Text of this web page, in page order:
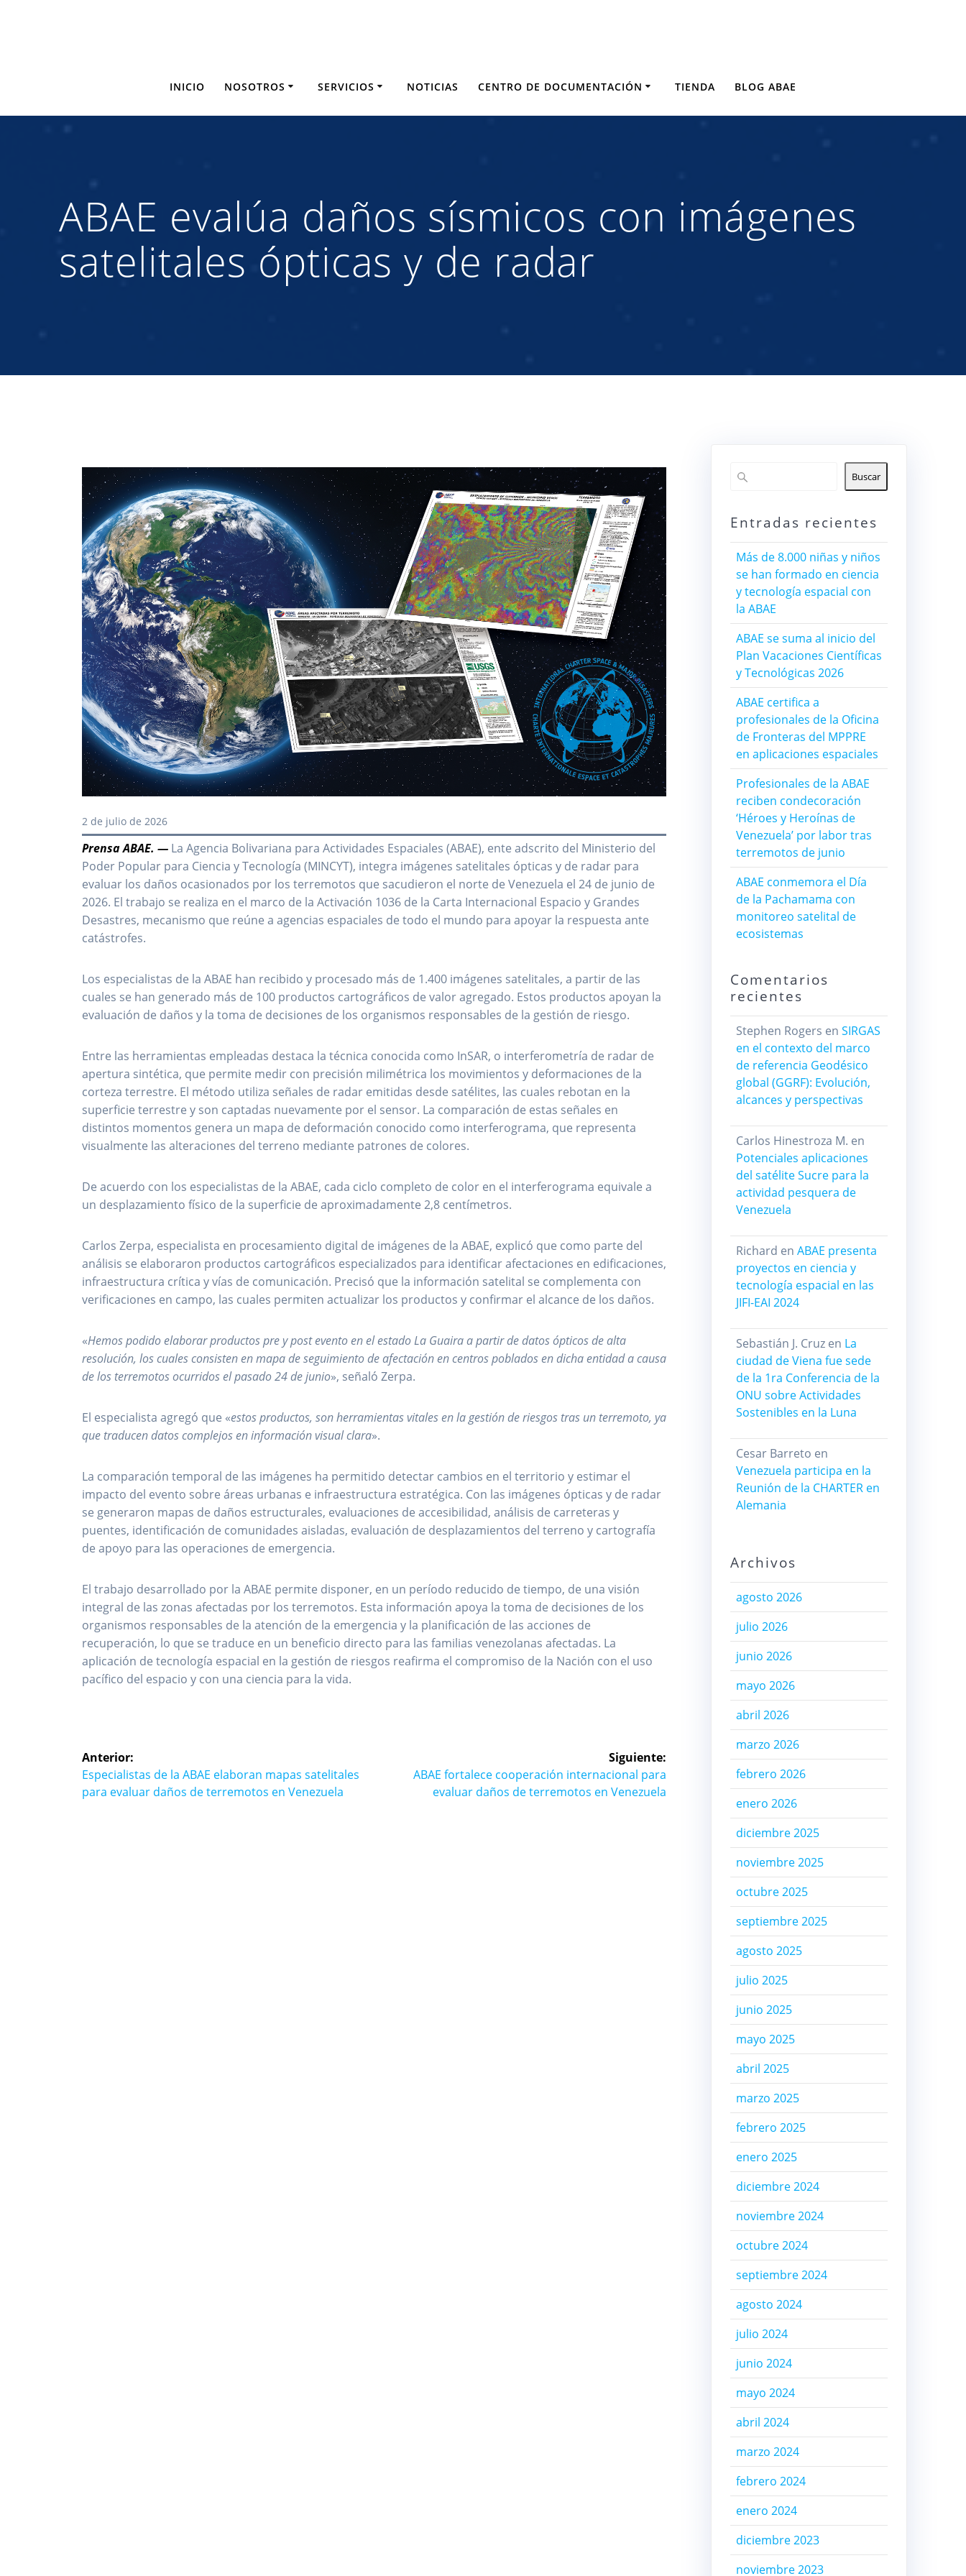
INICIO NOSOTROS SERVICIOS NOTICIAS CENTRO DE DOCUMENTACIÓN TIENDA BLOG ABAE
ABAE evalúa daños sísmicos con imágenes
satelitales ópticas y de radar
2 de julio de 2026
Prensa ABAE. — La Agencia Bolivariana para Actividades Espaciales (ABAE), ente adscrito del Ministerio del
Poder Popular para Ciencia y Tecnología (MINCYT), integra imágenes satelitales ópticas y de radar para
evaluar los daños ocasionados por los terremotos que sacudieron el norte de Venezuela el 24 de junio de
2026. El trabajo se realiza en el marco de la Activación 1036 de la Carta Internacional Espacio y Grandes
Desastres, mecanismo que reúne a agencias espaciales de todo el mundo para apoyar la respuesta ante
catástrofes.
Los especialistas de la ABAE han recibido y procesado más de 1.400 imágenes satelitales, a partir de las
cuales se han generado más de 100 productos cartográficos de valor agregado. Estos productos apoyan la
evaluación de daños y la toma de decisiones de los organismos responsables de la gestión de riesgo.
Entre las herramientas empleadas destaca la técnica conocida como InSAR, o interferometría de radar de
apertura sintética, que permite medir con precisión milimétrica los movimientos y deformaciones de la
corteza terrestre. El método utiliza señales de radar emitidas desde satélites, las cuales rebotan en la
superficie terrestre y son captadas nuevamente por el sensor. La comparación de estas señales en
distintos momentos genera un mapa de deformación conocido como interferograma, que representa
visualmente las alteraciones del terreno mediante patrones de colores.
De acuerdo con los especialistas de la ABAE, cada ciclo completo de color en el interferograma equivale a
un desplazamiento físico de la superficie de aproximadamente 2,8 centímetros.
Carlos Zerpa, especialista en procesamiento digital de imágenes de la ABAE, explicó que como parte del
análisis se elaboraron productos cartográficos especializados para identificar afectaciones en edificaciones,
infraestructura crítica y vías de comunicación. Precisó que la información satelital se complementa con
verificaciones en campo, las cuales permiten actualizar los productos y confirmar el alcance de los daños.
«Hemos podido elaborar productos pre y post evento en el estado La Guaira a partir de datos ópticos de alta
resolución, los cuales consisten en mapa de seguimiento de afectación en centros poblados en dicha entidad a causa
de los terremotos ocurridos el pasado 24 de junio», señaló Zerpa.
El especialista agregó que «estos productos, son herramientas vitales en la gestión de riesgos tras un terremoto, ya
que traducen datos complejos en información visual clara».
La comparación temporal de las imágenes ha permitido detectar cambios en el territorio y estimar el
impacto del evento sobre áreas urbanas e infraestructura estratégica. Con las imágenes ópticas y de radar
se generaron mapas de daños estructurales, evaluaciones de accesibilidad, análisis de carreteras y
puentes, identificación de comunidades aisladas, evaluación de desplazamientos del terreno y cartografía
de apoyo para las operaciones de emergencia.
El trabajo desarrollado por la ABAE permite disponer, en un período reducido de tiempo, de una visión
integral de las zonas afectadas por los terremotos. Esta información apoya la toma de decisiones de los
organismos responsables de la atención de la emergencia y la planificación de las acciones de
recuperación, lo que se traduce en un beneficio directo para las familias venezolanas afectadas. La
aplicación de tecnología espacial en la gestión de riesgos reafirma el compromiso de la Nación con el uso
pacífico del espacio y con una ciencia para la vida.
Navegación
de
Anterior:
Entrada
anterior:
Especialistas de la ABAE elaboran mapas satelitales
para evaluar daños de terremotos en Venezuela
Siguiente:
Siguiente
entrada:
ABAE fortalece cooperación internacional para
evaluar daños de terremotos en Venezuela
Buscar
Entradas recientes
Más de 8.000 niñas y niños
se han formado en ciencia
y tecnología espacial con
la ABAE
ABAE se suma al inicio del
Plan Vacaciones Científicas
y Tecnológicas 2026
ABAE certifica a
profesionales de la Oficina
de Fronteras del MPPRE
en aplicaciones espaciales
Profesionales de la ABAE
reciben condecoración
‘Héroes y Heroínas de
Venezuela’ por labor tras
terremotos de junio
ABAE conmemora el Día
de la Pachamama con
monitoreo satelital de
ecosistemas
Comentarios
recientes
Stephen Rogers en SIRGAS
en el contexto del marco
de referencia Geodésico
global (GGRF): Evolución,
alcances y perspectivas
Carlos Hinestroza M. en
Potenciales aplicaciones
del satélite Sucre para la
actividad pesquera de
Venezuela
Richard en ABAE presenta
proyectos en ciencia y
tecnología espacial en las
JIFI-EAI 2024
Sebastián J. Cruzen La
ciudad de Viena fue sede
de la 1ra Conferencia de la
ONU sobre Actividades
Sostenibles en la Luna
Cesar Barreto en
Venezuela participa en la
Reunión de la CHARTER en
Alemania
Archivos
agosto 2026
julio 2026
junio 2026
mayo 2026
abril 2026
marzo 2026
febrero 2026
enero 2026
diciembre 2025
noviembre 2025
octubre 2025
septiembre 2025
agosto 2025
julio 2025
junio 2025
mayo 2025
abril 2025
marzo 2025
febrero 2025
enero 2025
diciembre 2024
noviembre 2024
octubre 2024
septiembre 2024
agosto 2024
julio 2024
junio 2024
mayo 2024
abril 2024
marzo 2024
febrero 2024
enero 2024
diciembre 2023
noviembre 2023